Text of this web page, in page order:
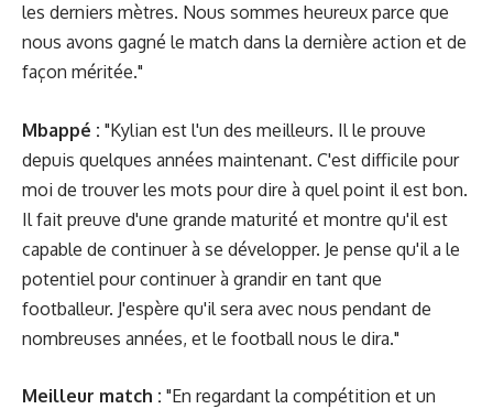
les derniers mètres. Nous sommes heureux parce que
nous avons gagné le match dans la dernière action et de
façon méritée."
Mbappé : "Kylian est l'un des meilleurs. Il le prouve
depuis quelques années maintenant. C'est difficile pour
moi de trouver les mots pour dire à quel point il est bon.
Il fait preuve d'une grande maturité et montre qu'il est
capable de continuer à se développer. Je pense qu'il a le
potentiel pour continuer à grandir en tant que
footballeur. J'espère qu'il sera avec nous pendant de
nombreuses années, et le football nous le dira."
Meilleur match : "En regardant la compétition et un